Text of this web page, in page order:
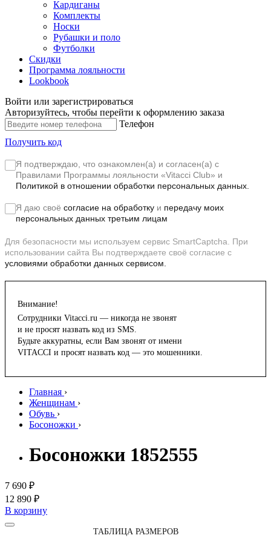
Кардиганы
Комплекты
Носки
Рубашки и поло
Футболки
Скидки
Программа лояльности
Lookbook
Войти или зарегистрироваться
Авторизуйтесь, чтобы перейти к оформлению заказа
Телефон
Получить код
Я подтверждаю, что ознакомлен(а) и согласен(а) с
Правилами Программы лояльности «Vitacci Club» и
Политикой в отношении обработки персональных данных.
Я даю своё согласие на обработку и передачу моих
персональных данных третьим лицам
Для безопасности мы используем сервис SmartCaptcha. При
использовании сайта Вы подтверждаете своё согласие с
условиями обработки данных сервисом.
Внимание!
Сотрудники Vitacci.ru — никогда не звонят
и не просят назвать код из SMS.
Будьте аккуратны, если Вам звонят от имени
VITACCI и просят назвать код — это мошенники.
Главная ›
Женщинам ›
Обувь ›
Босоножки ›
Босоножки 1852555
7 690 ₽
12 890 ₽
В корзину
ТАБЛИЦА РАЗМЕРОВ